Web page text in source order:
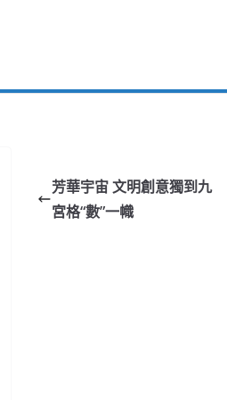
芳華宇宙 文明創意獨到九
宮格“數”一幟